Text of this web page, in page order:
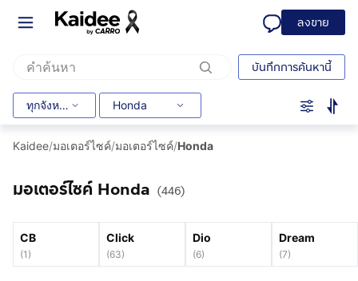
ลงขาย
บันทึกการค้นหานี้
ทุกจังหวัด Honda
Kaidee/มอเตอร์ไซค์/มอเตอร์ไซค์/Honda
มอเตอร์ไซค์ Honda (446)
CB
(1 )
Click
(63)
Dio
(6)
Dream
(7)